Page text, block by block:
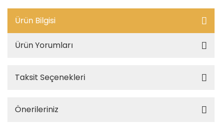
Ürün Bilgisi
Ürün Yorumları
Taksit Seçenekleri
Önerileriniz